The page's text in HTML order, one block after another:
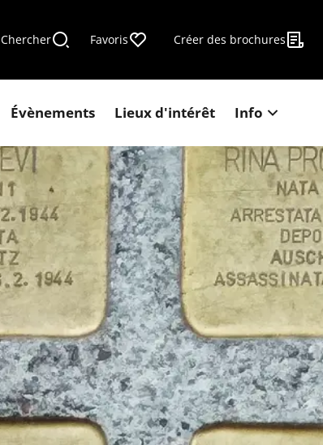
Chercher Favoris Créer des brochures
Évènements Lieux d'intérêt Info